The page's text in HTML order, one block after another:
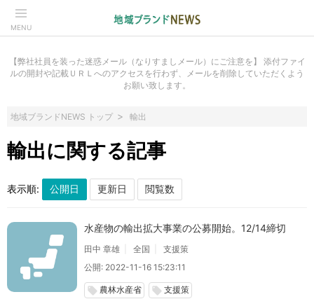
MENU
【弊社社員を装った迷惑メール（なりすましメール）にご注意を】 添付ファイ
ルの開封や記載ＵＲＬへのアクセスを行わず、メールを削除していただくよう
お願い致します。
地域ブランドNEWS トップ 輸出
輸出に関する記事
表示順:
水産物の輸出拡大事業の公募開始。12/14締切
田中 章雄 全国
支援策
公開: 2022-11-16 15:23:11
local_offer 農林水産省 local_offer 支援策